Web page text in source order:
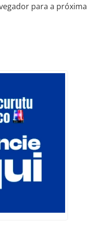
para a próxima